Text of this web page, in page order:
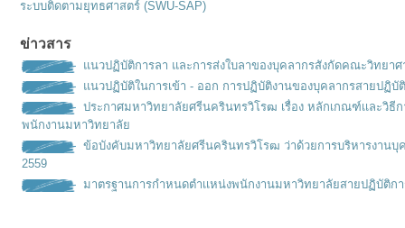
ระบบติดตามยุทธศาสตร์ (SWU-SAP)
ข่าวสาร
แนวปฏิบัติการลา และการส่งใบลาของบุคลากรสังกัดคณะวิทยาศ
แนวปฏิบัติในการเข้า - ออก การปฏิบัติงานของบุคลากรสายปฏิบั
ประกาศมหาวิทยาลัยศรีนครินทรวิโรฒ เรื่อง หลักเกณฑ์เเละวิธี
พนักงานมหาวิทยาลัย
ข้อบังคับมหาวิทยาลัยศรีนครินทรวิโรฒ ว่าด้วยการบริหารงาน
2559
มาตรฐานการกำหนดตำเเหน่งพนักงานมหาวิทยาลัยสายปฏิบัติก